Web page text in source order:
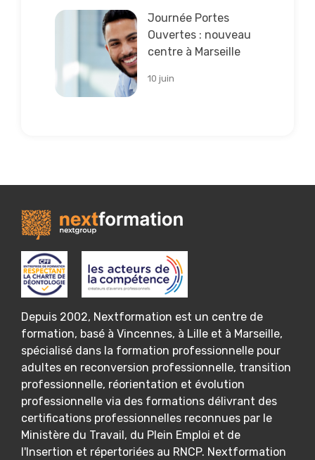
Journée Portes
Ouvertes : nouveau
centre à Marseille
10 juin
Lire la suite
Depuis 2002, Nextformation est un centre de
formation, basé à Vincennes, à Lille et à Marseille,
spécialisé dans la formation professionnelle pour
adultes en reconversion professionnelle, transition
professionnelle, réorientation et évolution
professionnelle via des formations délivrant des
certifications professionnelles reconnues par le
Ministère du Travail, du Plein Emploi et de
l'Insertion et répertoriées au RNCP. Nextformation